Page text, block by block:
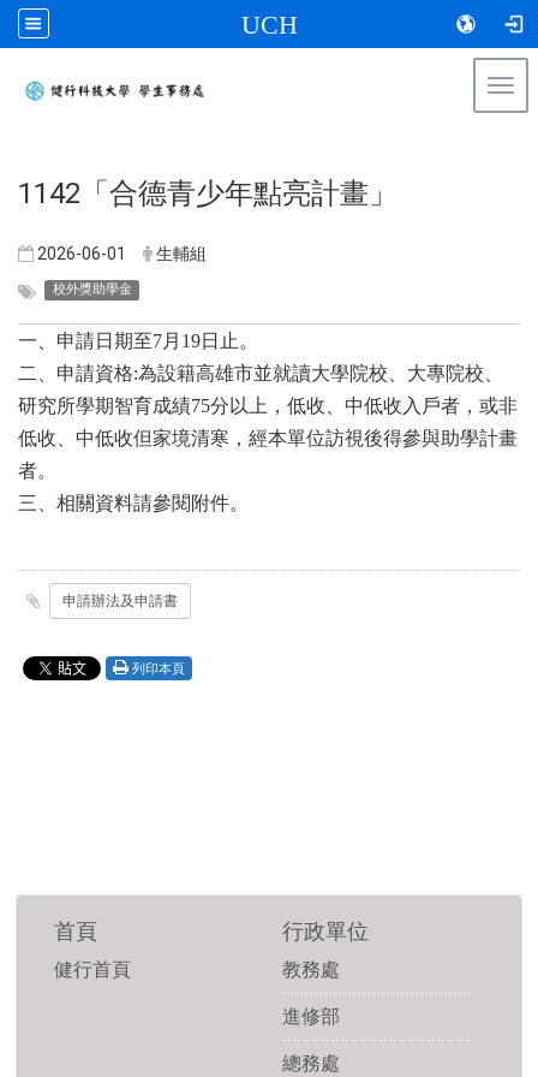
UCH
​1142「合德青少年點亮計畫」
2026-06-01 生輔組
校外獎助學金
一、申請日期至7月19日止。
二、申請資格:為設籍高雄市並就讀大學院校、大專院校、
研究所學期智育成績75分以上，低收、中低收入戶者，或非
低收、中低收但家境清寒，經本單位訪視後得參與助學計畫
者。
三、相關資料請參閱附件。
申請辦法及申請書
列印本頁
首頁
健行首頁
行政單位
教務處
進修部
總務處